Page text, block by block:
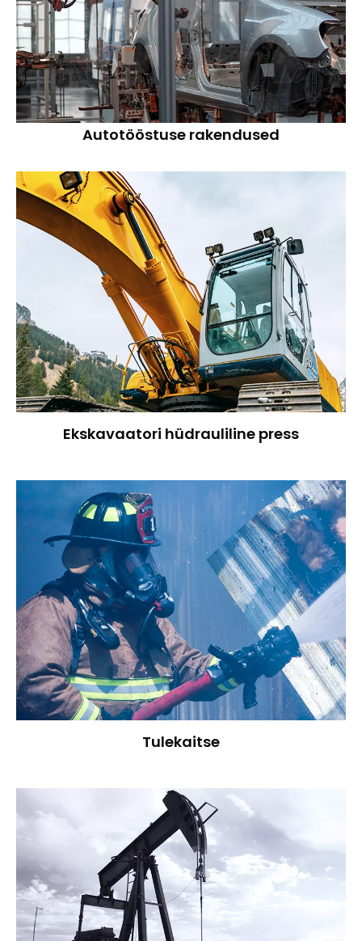
Autotööstuse rakendused
Ekskavaatori hüdrauliline press
Tulekaitse